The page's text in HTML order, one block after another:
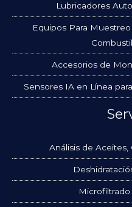
Lubricadores
Equipos Para
Accesorios de
Sensores IA en Línea
Análisis de Aceites,